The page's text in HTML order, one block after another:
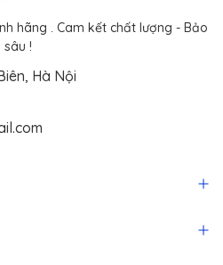
hãng . Cam kết chất lượng - Bảo
!
Hà Nội